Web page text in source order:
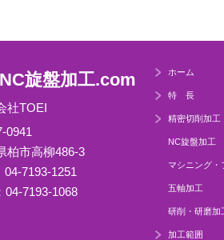
NC旋盤加工.com
社TOEI
0941
柏市高柳486-3
04-7193-1251
04-7193-1068
ホーム
特 長
精密切削加工
NC旋盤加工
マシニング・
五軸加工
研削・研磨加
加工範囲